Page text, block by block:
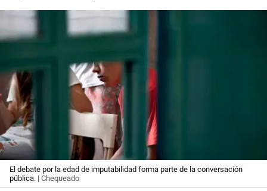
El debate por la edad de imputabilidad forma parte de la conversación
pública. | Chequeado